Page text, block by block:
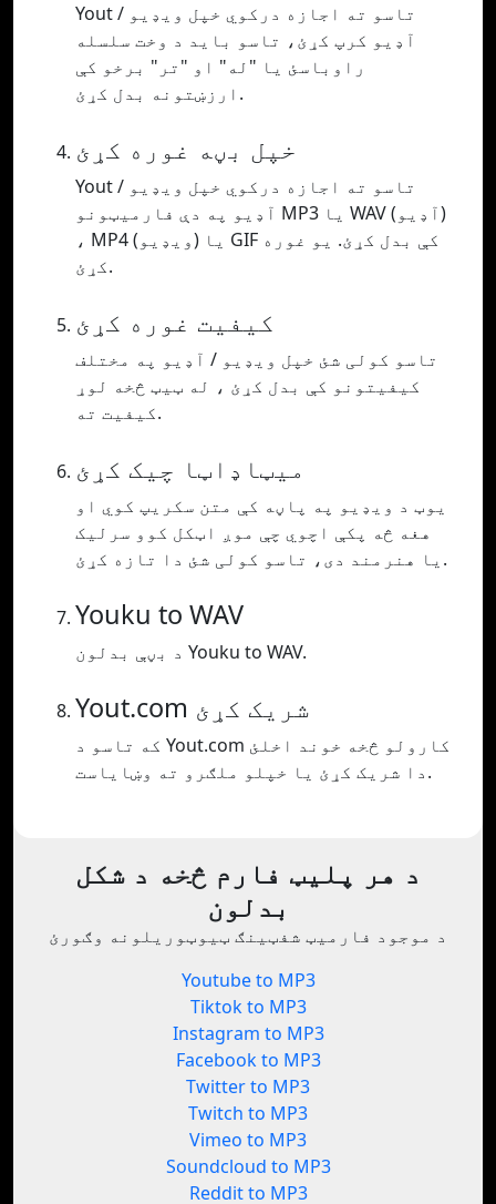
Yout تاسو ته اجازه درکوي خپل ویډیو /
آډیو کرپ کړئ، تاسو باید د وخت سلسله
راوباسئ یا "له" او "تر" برخو کې
ارزښتونه بدل کړئ.
خپل بڼه غوره کړئ
Yout تاسو ته اجازه درکوي خپل ویډیو /
آډیو په دې فارمیټونو MP3 یا WAV (آډیو)
، MP4 (ویډیو) یا GIF کې بدل کړئ. یو غوره
کړئ.
کیفیت غوره کړئ
تاسو کولی شئ خپل ویډیو / آډیو په مختلف
کیفیتونو کې بدل کړئ ، له ټیټ څخه لوړ
کیفیت ته.
میټاډاټا چیک کړئ
یوټ د ویډیو په پاڼه کې متن سکریپ کوي او
هغه څه پکې اچوي چې موږ اټکل کوو سرلیک
یا هنرمند دی، تاسو کولی شئ دا تازه کړئ.
Youku to WAV
د بڼې بدلون Youku to WAV.
Yout.com شریک کړئ
که تاسو د Yout.com کارولو څخه خوند اخلئ
دا شریک کړئ یا خپلو ملګرو ته وښایاست.
د هر پلیټ فارم څخه د شکل
بدلون
د موجود فارمیټ شفټینګ ټیوټوریلونه وګورئ
Youtube to MP3
Tiktok to MP3
Instagram to MP3
Facebook to MP3
Twitter to MP3
Twitch to MP3
Vimeo to MP3
Soundcloud to MP3
Reddit to MP3